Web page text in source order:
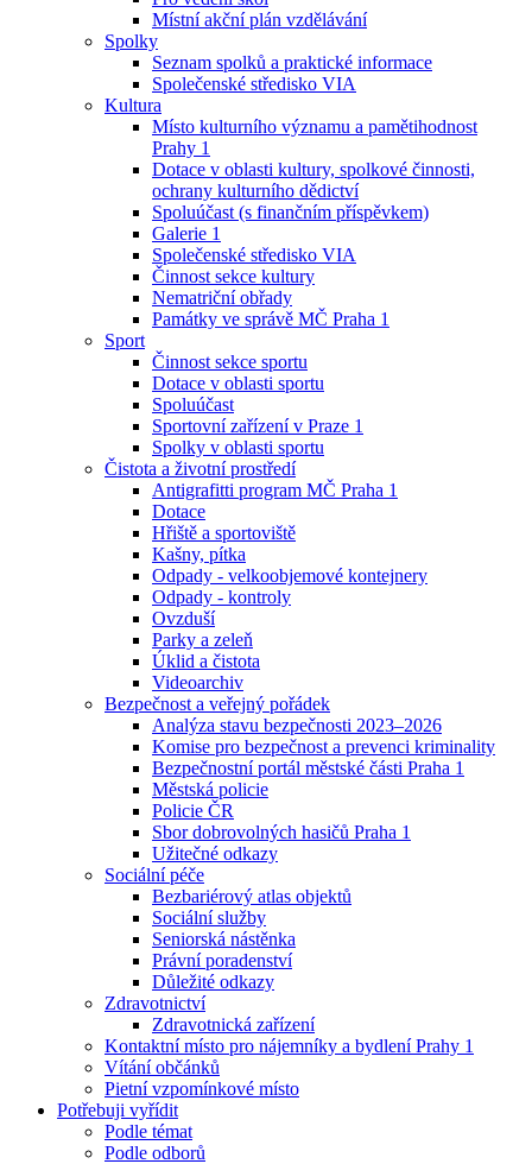
Místní akční plán vzdělávání
Spolky
Seznam spolků a praktické informace
Společenské středisko VIA
Kultura
Místo kulturního významu a pamětihodnost
Prahy 1
Dotace v oblasti kultury, spolkové činnosti,
ochrany kulturního dědictví
Spoluúčast (s finančním příspěvkem)
Galerie 1
Společenské středisko VIA
Činnost sekce kultury
Nematriční obřady
Památky ve správě MČ Praha 1
Sport
Činnost sekce sportu
Dotace v oblasti sportu
Spoluúčast
Sportovní zařízení v Praze 1
Spolky v oblasti sportu
Čistota a životní prostředí
Antigrafitti program MČ Praha 1
Dotace
Hřiště a sportoviště
Kašny, pítka
Odpady - velkoobjemové kontejnery
Odpady - kontroly
Ovzduší
Parky a zeleň
Úklid a čistota
Videoarchiv
Bezpečnost a veřejný pořádek
Analýza stavu bezpečnosti 2023–2026
Komise pro bezpečnost a prevenci kriminality
Bezpečnostní portál městské části Praha 1
Městská policie
Policie ČR
Sbor dobrovolných hasičů Praha 1
Užitečné odkazy
Sociální péče
Bezbariérový atlas objektů
Sociální služby
Seniorská nástěnka
Právní poradenství
Důležité odkazy
Zdravotnictví
Zdravotnická zařízení
Kontaktní místo pro nájemníky a bydlení Prahy 1
Vítání občánků
Pietní vzpomínkové místo
Potřebuji vyřídit
Podle témat
Podle odborů